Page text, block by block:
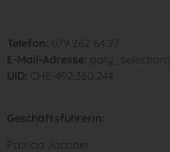
Telefon: 079 262 64 27
E-Mail-Adresse:
UID: CHE-492.380.244
Geschäftsführerin:
Patricia Jacober